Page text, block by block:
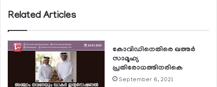
Related Articles
കോവിഡിനെതിരെ ഖത്തര്‍
സാമൂഹ്യ
പ്രതിരോധത്തിനരികെ
September 6, 2021